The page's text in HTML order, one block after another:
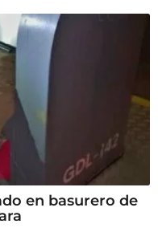
en basurero de